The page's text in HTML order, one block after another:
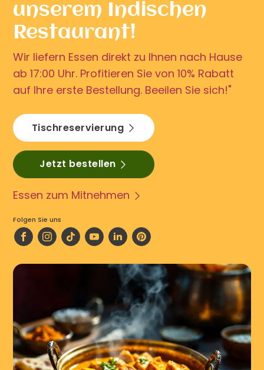
unserem Indischen
Restaurant!
Wir liefern Essen direkt zu Ihnen nach Hause
ab 17:00 Uhr. Profitieren Sie von 10% Rabatt
auf Ihre erste Bestellung. Beeilen Sie sich!"
Tischreservierung
Jetzt bestellen
Essen zum Mitnehmen
Folgen Sie uns